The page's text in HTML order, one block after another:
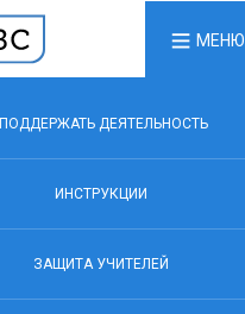
МЕНЮ
ПОДДЕРЖАТЬ ДЕЯТЕЛЬНОСТЬ
ИНСТРУКЦИИ
ЗАЩИТА УЧИТЕЛЕЙ